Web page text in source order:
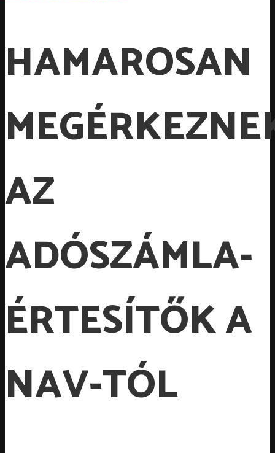
HAMAROSAN
AZ
ADÓSZÁMLA-
ÉRTESÍTŐK A
NAV-TÓL